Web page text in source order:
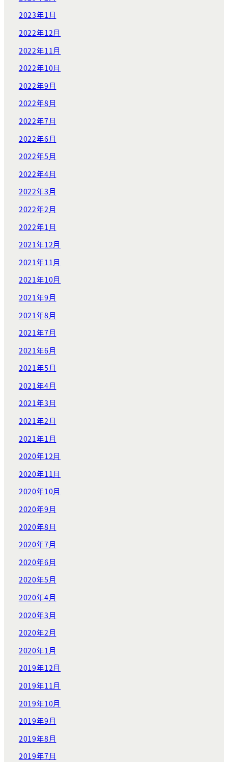
2023年1月
2022年12月
2022年11月
2022年10月
2022年9月
2022年8月
2022年7月
2022年6月
2022年5月
2022年4月
2022年3月
2022年2月
2022年1月
2021年12月
2021年11月
2021年10月
2021年9月
2021年8月
2021年7月
2021年6月
2021年5月
2021年4月
2021年3月
2021年2月
2021年1月
2020年12月
2020年11月
2020年10月
2020年9月
2020年8月
2020年7月
2020年6月
2020年5月
2020年4月
2020年3月
2020年2月
2020年1月
2019年12月
2019年11月
2019年10月
2019年9月
2019年8月
2019年7月